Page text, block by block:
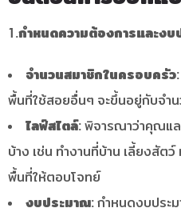
1.กำหนดความต้องการและงบ
จำนวนสมาชิกในครอบครัว:
พื้นที่ใช้สอยอื่นๆ จะขึ้นอยู่กับจำ
ไลฟ์สไตล์: พิจารณาว่าคุณแล
บ้าง เช่น ทำงานที่บ้าน เลี้ยงสัต
พื้นที่ให้ตอบโจทย์
งบประมาณ: กำหนดงบประ